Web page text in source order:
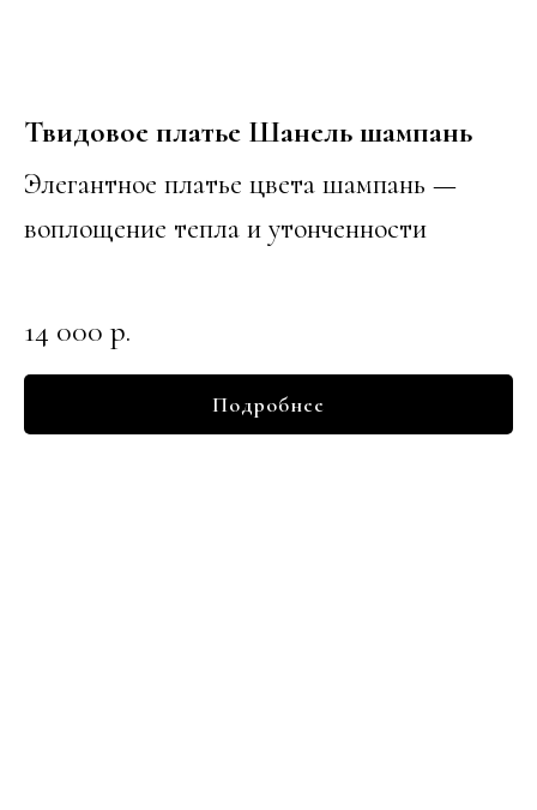
Твидовое платье Шанель шампань
Элегантное платье цвета шампань —
воплощение тепла и утонченности
14 000 р.
Подробнее